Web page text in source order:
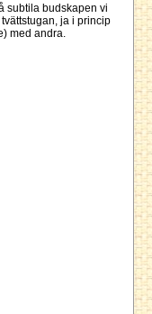
subtila budskapen vi
ja i princip
med andra.